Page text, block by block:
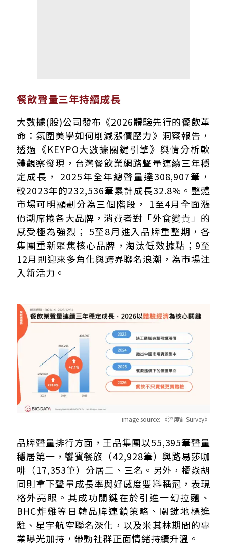
餐飲聲量三年持續成長
大數據(股)公司發布《2026體驗先行的餐飲革
命：氛圍美學如何削減漲價壓力》洞察報告，
透過《KEYPO大數據關鍵引擎》輿情分析軟
體觀察發現，台灣餐飲業網路聲量連續三年穩
定成長， 2025年全年總聲量達308,907筆，
較2023年的232,536筆累計成長32.8%。整體
市場可明顯劃分為三個階段， 1至4月全面漲
價潮席捲各大品牌，消費者對「外食變貴」的
感受極為強烈； 5至8月進入品牌重整期，各
集團重新聚焦核心品牌，淘汰低效據點；9至
12月則迎來多角化與跨界聯名浪潮，為市場注
入新活力。
image source: 《溫度計Survey》
品牌聲量排行方面，王品集團以55,395筆聲量
穩居第一，饗賓餐旅（42,928筆）與路易莎咖
啡（17,353筆）分居二、三名。另外，橘焱胡
同則拿下聲量成長率與好感度雙料稱冠，表現
格外亮眼。其成功關鍵在於引進一幻拉麵、
BHC炸雞等日韓品牌連鎖策略、關鍵地標進
駐、星宇航空聯名深化，以及米其林期間的專
業曝光加持，帶動社群正面情緒持續升溫。